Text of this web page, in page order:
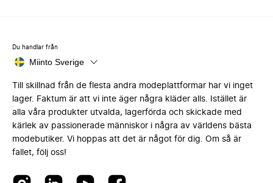
Du handlar från
Miinto Sverige
Till skillnad från de flesta andra modeplattformar har vi inget
lager. Faktum är att vi inte äger några kläder alls. Istället är
alla våra produkter utvalda, lagerförda och skickade med
kärlek av passionerade människor i några av världens bästa
modebutiker. Vi hoppas att det är något för dig. Om så är
fallet, följ oss!